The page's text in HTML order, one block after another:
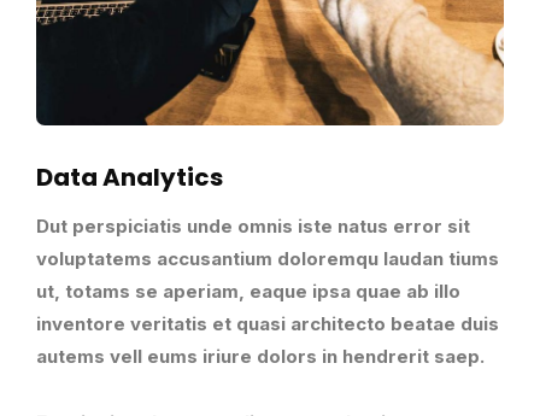
Data Analytics
Dut perspiciatis unde omnis iste natus error sit
voluptatems accusantium doloremqu laudan tiums
ut, totams se aperiam, eaque ipsa quae ab illo
inventore veritatis et quasi architecto beatae duis
autems vell eums iriure dolors in hendrerit saep.